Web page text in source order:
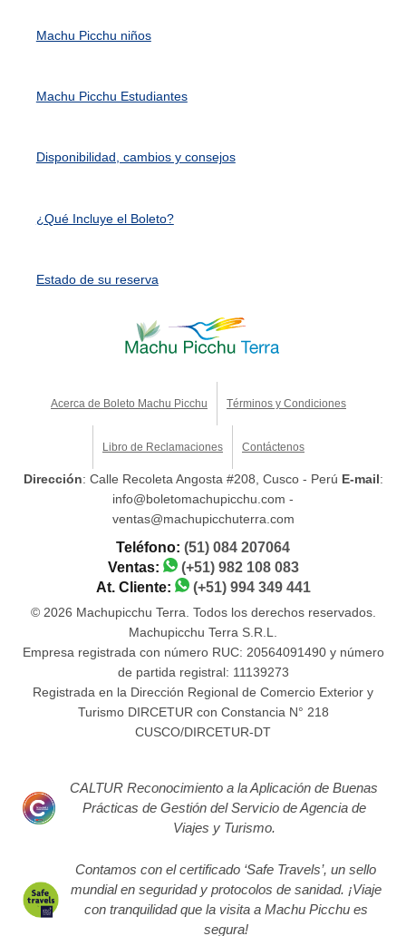
Machu Picchu niños
Machu Picchu Estudiantes
Disponibilidad, cambios y consejos
¿Qué Incluye el Boleto?
Estado de su reserva
Acerca de Boleto Machu Picchu Términos y Condiciones
Libro de Reclamaciones Contáctenos
Dirección: Calle Recoleta Angosta #208, Cusco - Perú E-mail:
info@boletomachupicchu.com -
ventas@machupicchuterra.com
Teléfono: (51) 084 207064
Ventas:
(+51) 982 108 083
At. Cliente:
(+51) 994 349 441
© 2026 Machupicchu Terra. Todos los derechos reservados.
Machupicchu Terra S.R.L.
Empresa registrada con número RUC: 20564091490 y número
de partida registral: 11139273
Registrada en la Dirección Regional de Comercio Exterior y
Turismo DIRCETUR con Constancia N° 218
CUSCO/DIRCETUR-DT
CALTUR Reconocimiento a la Aplicación de Buenas
Prácticas de Gestión del Servicio de Agencia de
Viajes y Turismo.
Contamos con el certificado ‘Safe Travels’, un sello
mundial en seguridad y protocolos de sanidad. ¡Viaje
con tranquilidad que la visita a Machu Picchu es
segura!